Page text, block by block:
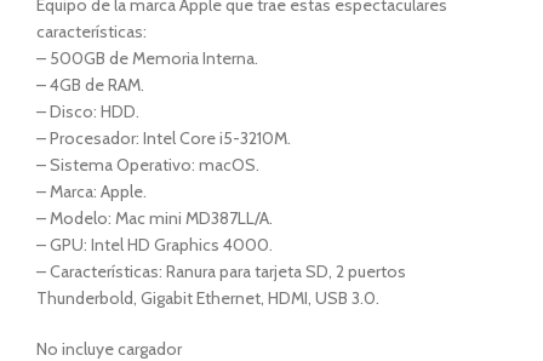
características:
– 500GB de Memoria Interna.
– 4GB de RAM.
– Disco: HDD.
– Procesador: Intel Core i5-3210M.
– Sistema Operativo: macOS.
– Marca: Apple.
– Modelo: Mac mini MD387LL/A.
– GPU: Intel HD Graphics 4000.
– Características: Ranura para tarjeta SD, 2 puertos
Thunderbold, Gigabit Ethernet, HDMI, USB 3.0.
No incluye cargador